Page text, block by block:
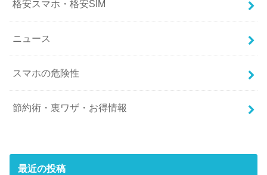
格安スマホ・格安SIM
ニュース
スマホの危険性
節約術・裏ワザ・お得情報
最近の投稿